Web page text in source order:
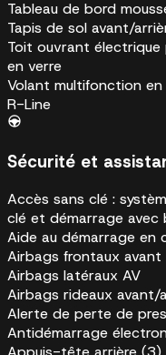
Tableau de bord
Tapis de sol avant/
Toit ouvrant
en verre
Volant multifonction
R-Line
Sécurité et
Accès sans clé :
clé et démarrage
Aide au démarrage en
Airbags frontaux avant
Airbags latéraux AV
Airbags rideaux avant/
Alerte de perte de
Antidémarrage